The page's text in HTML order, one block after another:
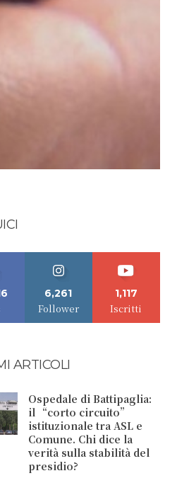
6,261
Follower
1,117
Iscritti
ARTICOLI
Ospedale di Battipaglia:
il “corto circuito”
istituzionale tra ASL e
Comune. Chi dice la
verità sulla stabilità del
presidio?